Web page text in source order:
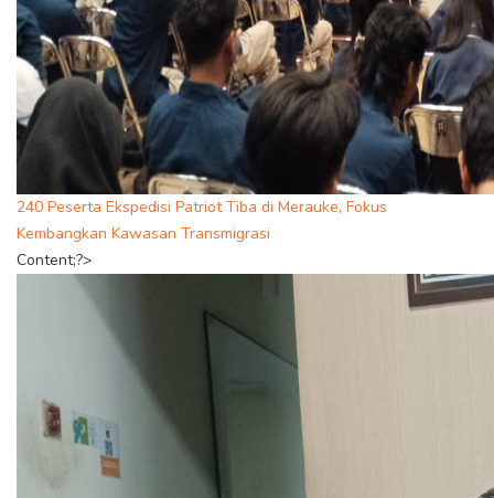
240 Peserta Ekspedisi Patriot Tiba di Merauke, Fokus
Kembangkan Kawasan Transmigrasi
Content;?>